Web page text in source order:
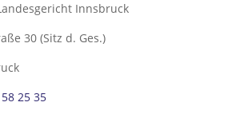
Innsbruck
30 (Sitz d. Ges.)
25 35